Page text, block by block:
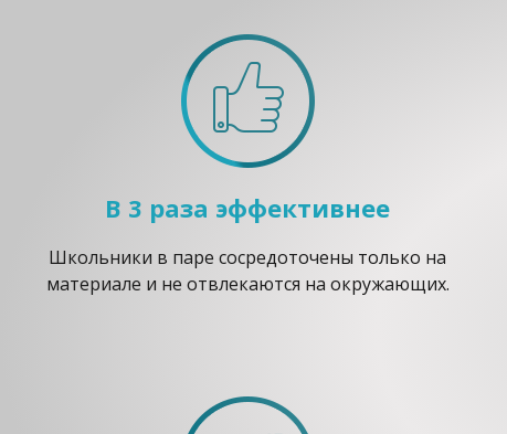
В 3 раза эффективнее
Школьники в паре сосредоточены только на
материале и не отвлекаются на окружающих.